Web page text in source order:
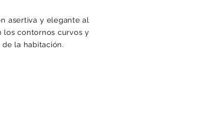
asertiva y elegante al
los contornos curvos y
la habitación.